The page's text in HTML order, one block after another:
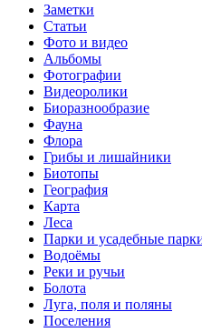
Заметки
Статьи
Фото и видео
Альбомы
Фотографии
Видеоролики
Биоразнообразие
Фауна
Флора
Грибы и лишайники
Биотопы
География
Карта
Леса
Парки и усадебные
Водоёмы
Реки и ручьи
Болота
Луга, поля и поляны
Поселения